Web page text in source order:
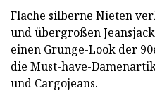
Flache silberne Nieten
und übergroßen
einen Grunge-Look der
die Must-have-
und Cargojeans.